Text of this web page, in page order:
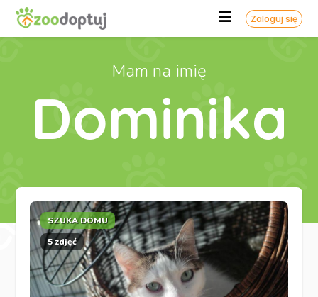
Zaloguj się
Mam na imię
Dominika
SZUKA DOMU
5 zdjęć